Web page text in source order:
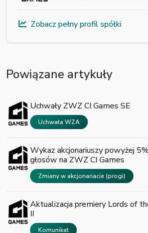
Zobacz pełny profil spółki
Powiązane artykuły
Uchwały ZWZ CI Games SE
Uchwała WZA
Wykaz akcjonariuszy powyżej
głosów na ZWZ CI Games
Zmiany w akcjonariacie (progi)
Aktualizacja premiery Lords of
II
Komunikat